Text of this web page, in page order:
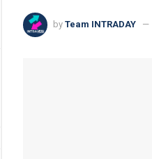
by Team INTRADAY